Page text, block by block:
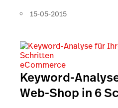
15-05-2015
eCommerce
Keyword-
Web-Shop in 6